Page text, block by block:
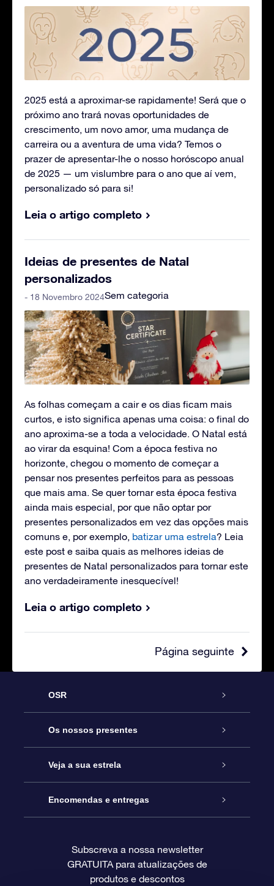
2025 está a aproximar-se rapidamente! Será que o
próximo ano trará novas oportunidades de
crescimento, um novo amor, uma mudança de
carreira ou a aventura de uma vida? Temos o
prazer de apresentar-lhe o nosso horóscopo anual
de 2025 — um vislumbre para o ano que aí vem,
personalizado só para si!
Leia o artigo completo
Ideias de presentes de Natal
personalizados
Sem categoria
- 18 Novembro 2024
As folhas começam a cair e os dias ficam mais
curtos, e isto significa apenas uma coisa: o final do
ano aproxima-se a toda a velocidade. O Natal está
ao virar da esquina! Com a época festiva no
horizonte, chegou o momento de começar a
pensar nos presentes perfeitos para as pessoas
que mais ama. Se quer tornar esta época festiva
ainda mais especial, por que não optar por
presentes personalizados em vez das opções mais
comuns e, por exemplo, batizar uma estrela? Leia
este post e saiba quais as melhores ideias de
presentes de Natal personalizados para tornar este
ano verdadeiramente inesquecível!
Leia o artigo completo
Página seguinte
OSR
Serviço
Contactos
O Blog
Avaliações
Os nossos presentes
Prenda Star Online
Pacote Prenda OSR
O Cartão Presente OSR
Veja a sua estrela
Registo de Estrela
Página de Estrela personalizada
Encomendas e entregas
Informação de pagamento
Subscreva a nossa newsletter
GRATUITA para atualizações de
produtos e descontos